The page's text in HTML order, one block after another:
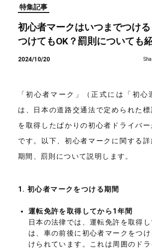
特集記事
初心者マークはいつまでつけ
つけてもOK？罰則についても
2024/10/20
「初心者マーク」（正式には「初心
は、日本の道路交通法で定められた
を取得したばかりの初心者ドライバ
です。以下、初心者マークに関する詳
期間、罰則について説明します。
1.初心者マークをつける期間
運転免許を取得してから1年間
日本の法律では、運転免許を取得し
は、車の前後に初心者マークをつ
けられています。これは周囲のド